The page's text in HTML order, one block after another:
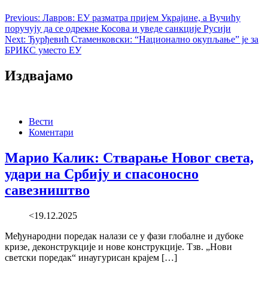
Previous: Лавров: ЕУ разматра пријем Украјине, а Вучићу
поручују да се одрекне Косова и уведе санкције Русији
Next: Ђурђевић Стаменковски: “Национално окупљање” је за
БРИКС уместо ЕУ
Издвајамо
Вести
Коментари
Марио Калик: Стварање Новог света,
удари на Србију и спасоносно
савезништво
<19.12.2025
Међународни поредак налази се у фази глобалне и дубоке
кризе, деконструкције и нове конструкције. Тзв. „Нови
светски поредак“ инаугурисан крајем […]